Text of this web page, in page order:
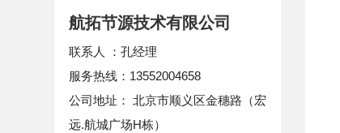
航拓节源技术有限公司
联系人 ：孔经理
服务热线：13552004658
公司地址： 北京市顺义区金穗路（宏
远.航城广场H栋）